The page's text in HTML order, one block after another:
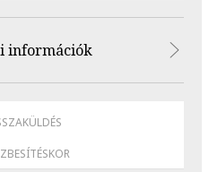
információk